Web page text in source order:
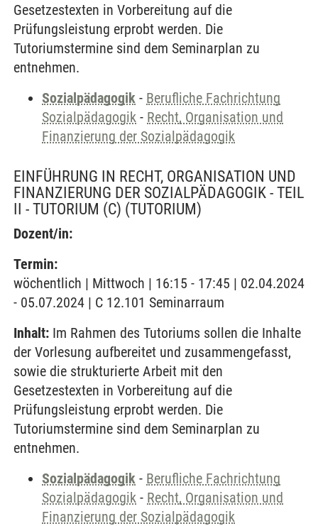
Gesetzestexten in Vorbereitung auf die
Prüfungsleistung erprobt werden. Die
Tutoriumstermine sind dem Seminarplan zu
entnehmen.
Sozialpädagogik - Berufliche Fachrichtung
Sozialpädagogik - Recht, Organisation und
Finanzierung der Sozialpädagogik
EINFÜHRUNG IN RECHT, ORGANISATION UND
FINANZIERUNG DER SOZIALPÄDAGOGIK - TEIL
II - TUTORIUM (C) (TUTORIUM)
Dozent/in:
Termin:
wöchentlich | Mittwoch | 16:15 - 17:45 | 02.04.2024
- 05.07.2024 | C 12.101 Seminarraum
Inhalt: Im Rahmen des Tutoriums sollen die Inhalte
der Vorlesung aufbereitet und zusammengefasst,
sowie die strukturierte Arbeit mit den
Gesetzestexten in Vorbereitung auf die
Prüfungsleistung erprobt werden. Die
Tutoriumstermine sind dem Seminarplan zu
entnehmen.
Sozialpädagogik - Berufliche Fachrichtung
Sozialpädagogik - Recht, Organisation und
Finanzierung der Sozialpädagogik